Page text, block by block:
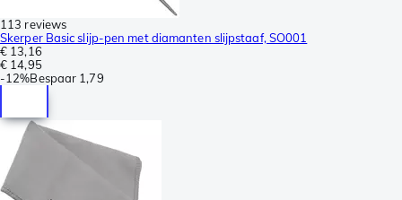
113 reviews
Skerper Basic slijp-pen met diamanten slijpstaaf, SO001
€ 13,16
€ 14,95
-12%Bespaar 1,79